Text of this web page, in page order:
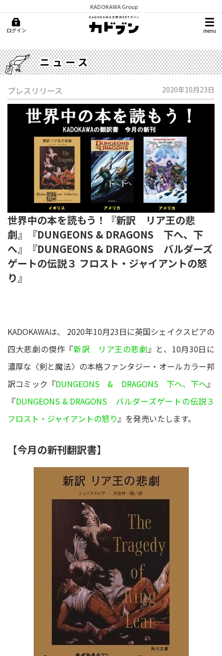
KADOKAWA Group
ログイン menu
ニュース
プレスリリース 2020年10月23日
世界中の本を読もう！『新訳 リア王の悲
劇』『DUNGEONS & DRAGONS 下へ、下
へ』『DUNGEONS & DRAGONS バルダーズ
ゲートの伝説３ フロスト・ジャイアントの怒
り』
KADOKAWAは、 2020年10月23日に英国シェイクスピアの
四大悲劇の傑作『新訳 リア王の悲劇』と、10月30日に
濃厚な〈剣と魔法〉の本格ファンタジー・オールカラー邦
訳コミック『DUNGEONS & DRAGONS 下へ、下へ』
『DUNGEONS & DRAGONS バルダーズゲートの伝説３
フロスト・ジャイアントの怒り』を発売いたします。
【今月の新刊翻訳書】